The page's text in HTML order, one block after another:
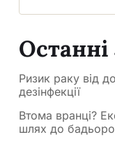
Ризик раку від
дезінфекції
Втома вранці?
шлях до